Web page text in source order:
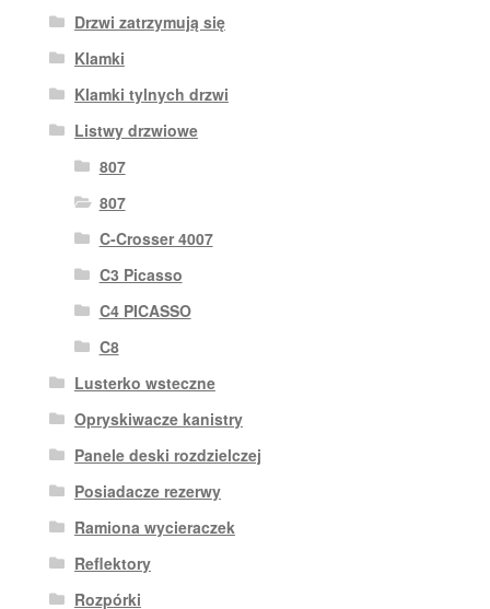
Drzwi zatrzymują się
Klamki
Klamki tylnych drzwi
Listwy drzwiowe
807
807
C-Crosser 4007
C3 Picasso
C4 PICASSO
C8
Lusterko wsteczne
Opryskiwacze kanistry
Panele deski rozdzielczej
Posiadacze rezerwy
Ramiona wycieraczek
Reflektory
Rozpórki